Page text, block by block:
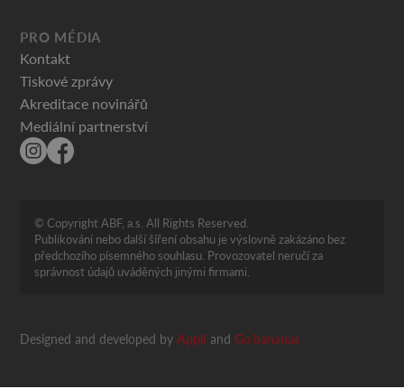
PRO MÉDIA
Kontakt
Tiskové zprávy
Akreditace novinářů
Mediální partnerství
© Copyright ABF, a.s. All Rights Reserved.
Publikování nebo další šíření obsahu je výslovně zakázáno bez
předchozího písemného souhlasu. Provozovatel neručí za
správnost údajů uváděných jinými firmami.
Designed and developed byAppli andGo bananas